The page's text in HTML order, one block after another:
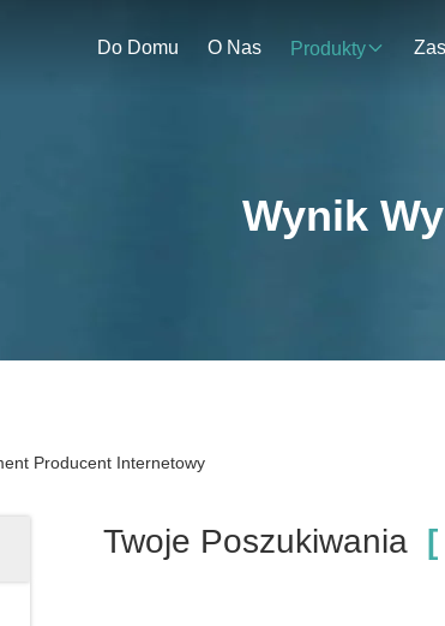
Do Domu O Nas Produkty
Wynik
Producent Internetowy
Twoje Poszukiwania[